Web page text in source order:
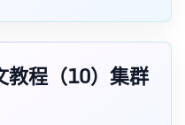
程（10）集群